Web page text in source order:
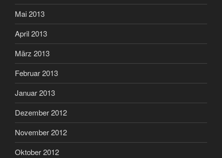
Mai 2013
April 2013
März 2013
Februar 2013
Januar 2013
Dezember 2012
November 2012
Oktober 2012